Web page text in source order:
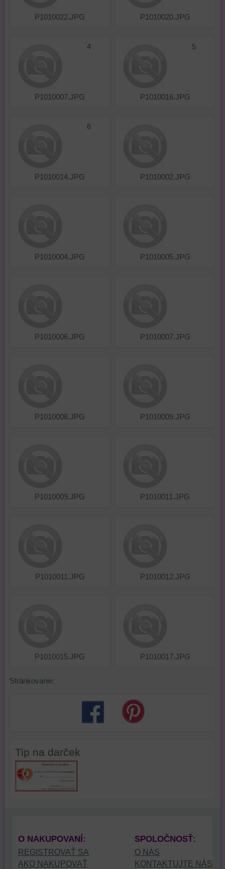
P1010022.JPG P1010020.JPG
4
P1010007.JPG
5
P1010016.JPG
6
P1010014.JPG P1010002.JPG
P1010004.JPG P1010005.JPG
P1010006.JPG P1010007.JPG
P1010008.JPG P1010009.JPG
P1010009.JPG P1010011.JPG
P1010011.JPG P1010012.JPG
P1010015.JPG P1010017.JPG
Stránkovanie:
Tip na darček
O NAKUPOVANÍ: SPOLOČNOSŤ:
REGISTROVAŤ SA
AKO NAKUPOVAŤ
O NÁS
KONTAKTUJTE NÁS